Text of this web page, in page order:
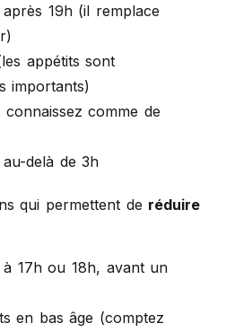
19h (il remplace
appétits sont
importants)
comme de
delà de 3h
qui permettent de réduire
17h ou 18h, avant un
en bas âge (comptez